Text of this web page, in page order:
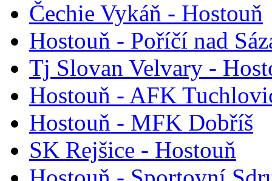
Čechie Vykáň - Hostouň
Hostouň - Poříčí nad
Tj Slovan Velvary -
Hostouň - AFK
Hostouň - MFK Dobříš
SK Rejšice - Hostouň